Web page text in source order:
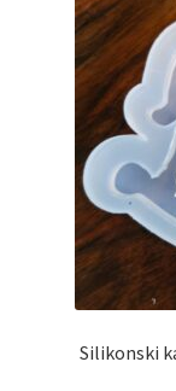
Silikonski